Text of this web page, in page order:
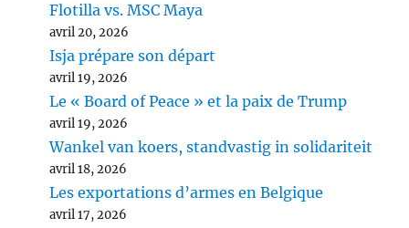
Flotilla vs. MSC Maya
avril 20, 2026
Isja prépare son départ
avril 19, 2026
Le « Board of Peace » et la paix de Trump
avril 19, 2026
Wankel van koers, standvastig in solidariteit
avril 18, 2026
Les exportations d’armes en Belgique
avril 17, 2026